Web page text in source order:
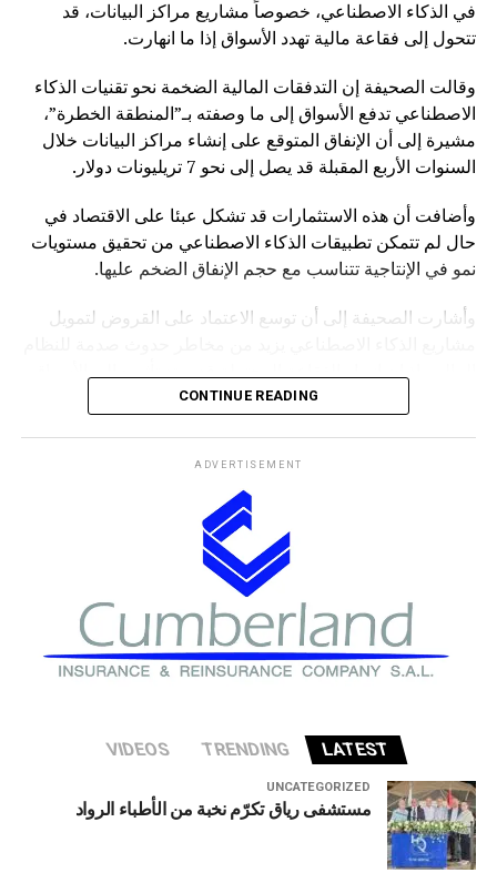
في الذكاء الاصطناعي، خصوصاً مشاريع مراكز البيانات، قد
تتحول إلى فقاعة مالية تهدد الأسواق إذا ما انهارت.
وقالت الصحيفة إن التدفقات المالية الضخمة نحو تقنيات الذكاء
الاصطناعي تدفع الأسواق إلى ما وصفته بـ”المنطقة الخطرة”،
مشيرة إلى أن الإنفاق المتوقع على إنشاء مراكز البيانات خلال
السنوات الأربع المقبلة قد يصل إلى نحو 7 تريليونات دولار.
وأضافت أن هذه الاستثمارات قد تشكل عبئا على الاقتصاد في
حال لم تتمكن تطبيقات الذكاء الاصطناعي من تحقيق مستويات
نمو في الإنتاجية تتناسب مع حجم الإنفاق الضخم عليها.
وأشارت الصحيفة إلى أن توسع الاعتماد على القروض لتمويل
وكانت صحيفة “NOTUS” قد نقلت في وقت سابق أن محللين
في وزارة الخزانة الأميركية حذروا من ارتفاع المخاطر التي قد
تواجه الاقتصاد الأميركي إذا شهد قطاع الذكاء الاصطناعي
تصحيحا حادا أو انهيارا في التقييمات الاستثمارية.
CONTINUE READING
ADVERTISEMENT
LATEST
TRENDING
VIDEOS
UNCATEGORIZED
مستشفى رياق تكرّم نخبة من الأطباء الرواد